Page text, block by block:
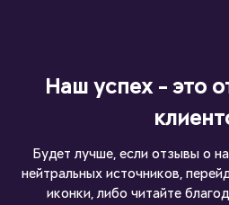
Наш успех - это
Будет лучше, если отзывы о
нейтральных источников,
иконки, либо читайте